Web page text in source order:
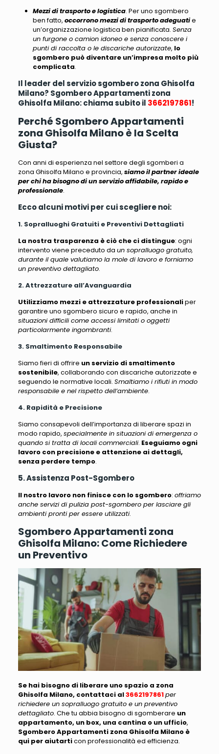
Mezzi di trasporto e logistica. Per uno sgombero
ben fatto, occorrono mezzi di trasporto adeguatie
un’organizzazione logistica ben pianificata. Senza
un furgone o camion idoneo e senza conoscere i
punti di raccolta o le discariche autorizzate, lo
sgombero può diventare un’impresa molto più
complicata.
Il leader del servizio sgombero zona Ghisolfa
Milano? Sgombero Appartamenti zona
Ghisolfa Milano: chiama subito il 3662197861!
Perché Sgombero Appartamenti
zona Ghisolfa Milano è la Scelta
Giusta?
Con anni di esperienza nel settore degli sgomberi a
zona Ghisolfa Milano e provincia, siamo il partner ideale
per chi ha bisogno di un servizio affidabile, rapido e
professionale.
Ecco alcuni motivi per cui scegliere noi:
1. Sopralluoghi Gratuiti e Preventivi Dettagliati
La nostra trasparenza è ciò che ci distingue: ogni
intervento viene preceduto da un sopralluogo gratuito,
durante il quale valutiamo la mole di lavoro e forniamo
un preventivo dettagliato.
2. Attrezzature all’Avanguardia
Utilizziamo mezzi e attrezzature professionaliper
garantire uno sgombero sicuro e rapido, anche in
situazioni difficili come accessi limitati o oggetti
particolarmente ingombranti.
3. Smaltimento Responsabile
Siamo fieri di offrire un servizio di smaltimento
sostenibile, collaborando con discariche autorizzate e
seguendo le normative locali. Smaltiamo i rifiuti in modo
responsabile e nel rispetto dell’ambiente.
4. Rapidità e Precisione
Siamo consapevoli dell’importanza di liberare spazi in
modo rapido, specialmente in situazioni di emergenza o
quando si tratta di locali commerciali. Eseguiamo ogni
lavoro con precisione e attenzione ai dettagli,
senza perdere tempo.
5. Assistenza Post-Sgombero
Il nostro lavoro non finisce con lo sgombero: offriamo
anche servizi di pulizia post-sgombero per lasciare gli
ambienti pronti per essere utilizzati.
Sgombero Appartamenti zona
Ghisolfa Milano: Come Richiedere
un Preventivo
Se hai bisogno di liberare uno spazio a zona
Ghisolfa Milano, contattaci al3662197861per
richiedere un sopralluogo gratuito e un preventivo
dettagliato. Che tu abbia bisogno di sgomberare un
appartamento, un box, una cantina o un ufficio,
Sgombero Appartamenti zona Ghisolfa Milano è
qui per aiutarticon professionalità ed efficienza.